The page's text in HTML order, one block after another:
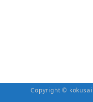
Copyright ©